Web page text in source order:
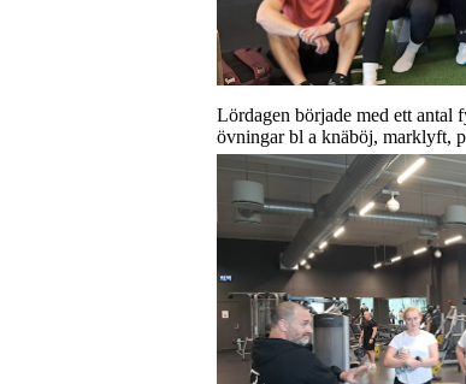
Lördagen började med ett antal
övningar bl a knäböj, marklyft,